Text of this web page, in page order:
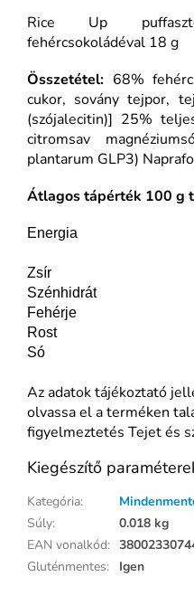
Rice Up
fehércsokoládéval 18 g
Összetétel: 68%
cukor, sovány tejpor,
(szójalecitin)] 25%
citromsav
plantarum GLP3)
Átlagos tápérték 100 g
Energia
Zsír
Szénhidrát
Fehérje
Rost
Só
Az adatok tájékoztató
olvassa el a terméken
figyelmeztetés Tejet és
Kiegészítő
Kategória:
Súly:
0.018 kg
EAN vonalkód:
Gluténmentes: Igen